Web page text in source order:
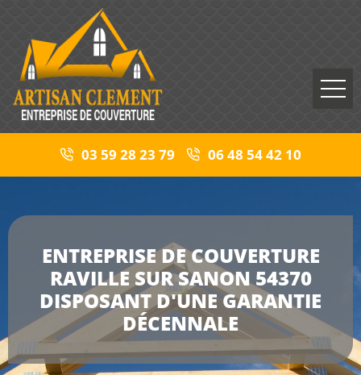
03 59 28 23 79 06 48 54 42 10
ENTREPRISE DE COUVERTURE
RAVILLE SUR SANON 54370
DISPOSANT D'UNE GARANTIE
DÉCENNALE